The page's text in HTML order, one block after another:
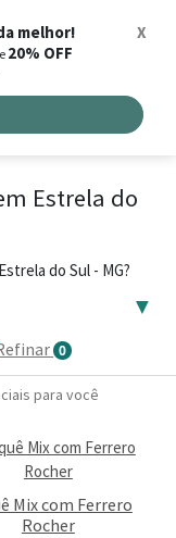
melhor!
20% OFF
X
Estrela do
do Sul - MG?
▼
0
para você
Mix com Ferrero
Rocher